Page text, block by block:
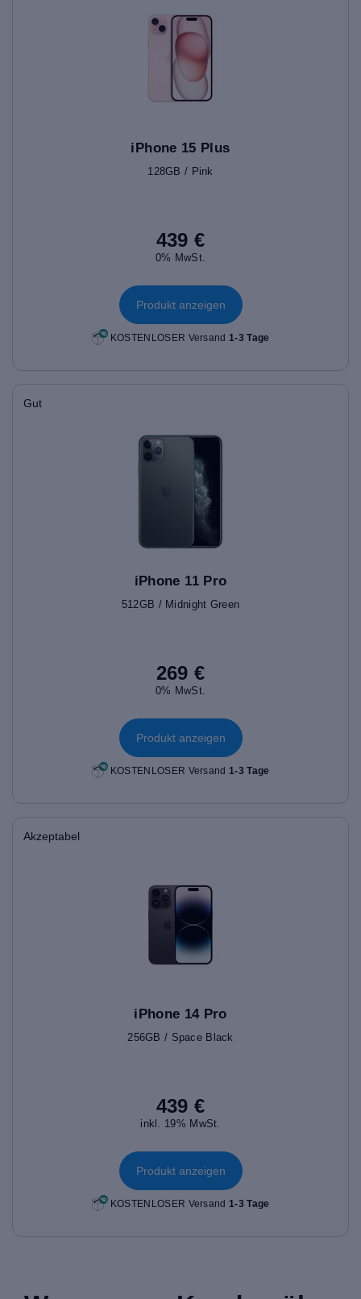
iPhone 15 Plus
128GB / Pink
439 €
0% MwSt.
Produkt anzeigen
KOSTENLOSER Versand1-3 Tage
Gut
iPhone 11 Pro
512GB / Midnight Green
269 €
0% MwSt.
Produkt anzeigen
KOSTENLOSER Versand1-3 Tage
Akzeptabel
iPhone 14 Pro
256GB / Space Black
439 €
inkl. 19% MwSt.
Produkt anzeigen
KOSTENLOSER Versand1-3 Tage